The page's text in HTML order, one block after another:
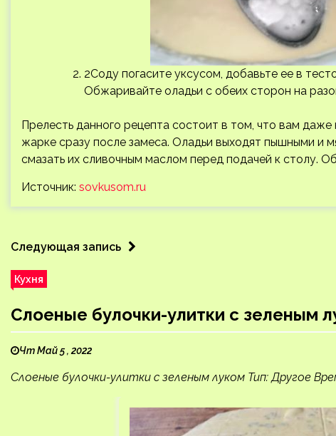
2Соду погасите уксусом, добавьте ее в
Обжаривайте оладьи с обеих сторон на
Прелесть данного рецепта состоит в том, что вам
жарке сразу после замеса. Оладьи выходят пышными и
смазать их сливочным маслом перед подачей к столу.
Источник: sovkusom.ru
Следующая запись
Кухня
Слоеные булочки-улитки с зеленым
Чт Май 5 , 2022
Слоеные булочки-улитки с зеленым луком Тип: Другое